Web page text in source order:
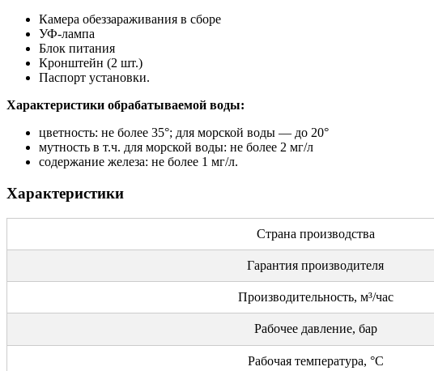
Камера обеззараживания в сборе
УФ-лампа
Блок питания
Кронштейн (2 шт.)
Паспорт установки.
Характеристики обрабатываемой воды:
цветность: не более 35°; для морской воды — до 20°
мутность в т.ч. для морской воды: не более 2 мг/л
содержание железа: не более 1 мг/л.
Характеристики
Страна производства
Гарантия производителя
Производительность, м³/час
Рабочее давление, бар
Рабочая температура, °С